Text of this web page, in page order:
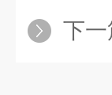
下一